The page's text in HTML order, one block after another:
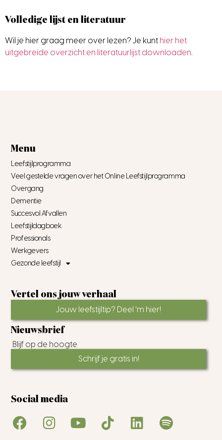
Volledige lijst en literatuur
Wil je hier graag meer over lezen? Je kunt hier het
uitgebreide overzicht en literatuurlijst downloaden.
Menu
Leefstijlprogramma
Veel gestelde vragen over het Online Leefstijlprogramma
Overgang
Dementie
Succesvol Afvallen
Leefstijldagboek
Professionals
Werkgevers
Gezonde leefstijl
Vertel ons jouw verhaal
Jouw leefstijltip? Deel 'm hier!
Nieuwsbrief
Blijf op de hoogte
Schrijf je gratis in!
Social media